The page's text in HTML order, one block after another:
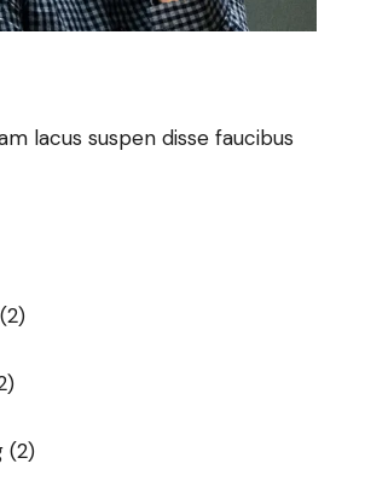
lacus suspen disse faucibus
(2)
(2)